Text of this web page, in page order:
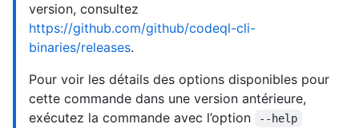
version, consultez
https://github.com/github/codeql-cli-
binaries/releases.
Pour voir les détails des options disponibles pour
cette commande dans une version antérieure,
exécutez la commande avec l’option
--help